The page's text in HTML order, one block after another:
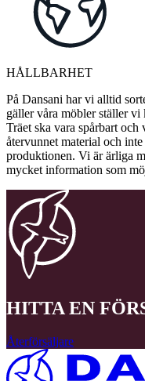
HÅLLBARHET
På Dansani har vi alltid
gäller våra möbler ställer vi
Träet ska vara spårbart och
återvunnet material och
produktionen. Vi är ärliga
mycket information som
HITTA EN
Återförsäljare